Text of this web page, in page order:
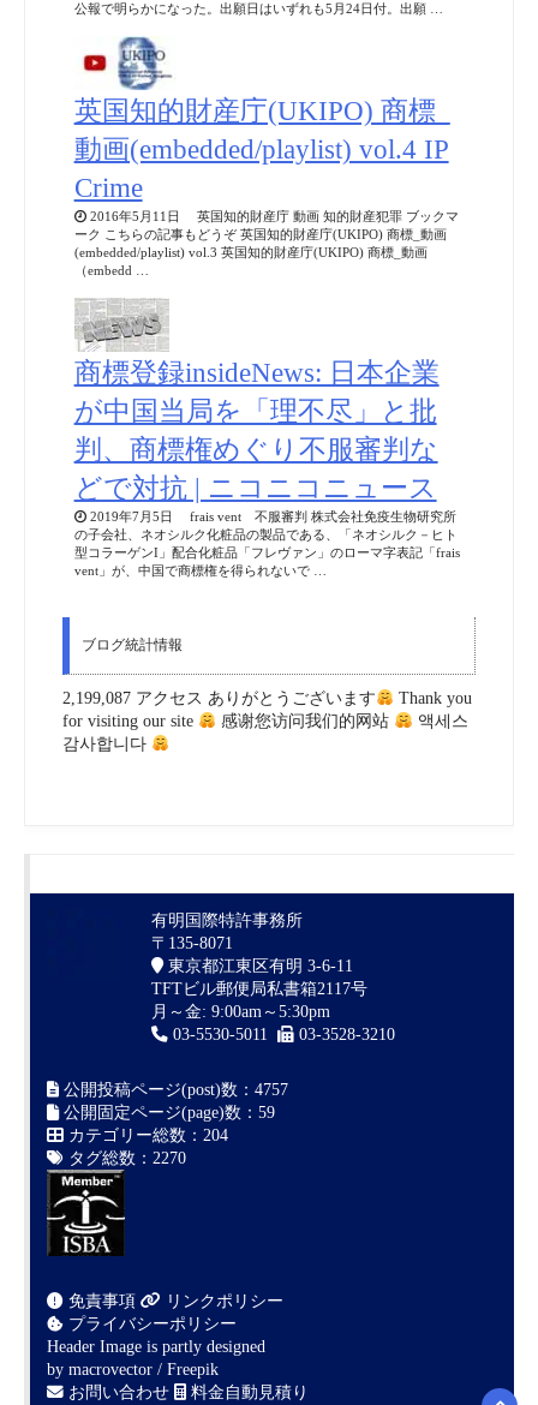
公報で明らかになった。出願日はいずれも5月24日付。出願 …
英国知的財産庁(UKIPO) 商標_
動画(embedded/playlist) vol.4 IP
Crime
2016年5月11日 英国知的財産庁 動画 知的財産犯罪 ブックマ
ーク こちらの記事もどうぞ 英国知的財産庁(UKIPO) 商標_動画
(embedded/playlist) vol.3 英国知的財産庁(UKIPO) 商標_動画
（embedd …
商標登録insideNews: 日本企業
が中国当局を「理不尽」と批
判、商標権めぐり不服審判な
どで対抗 | ニコニコニュース
2019年7月5日 frais vent 不服審判 株式会社免疫生物研究所
の子会社、ネオシルク化粧品の製品である、「ネオシルク－ヒト
型コラーゲンI」配合化粧品「フレヴァン」のローマ字表記「frais
vent」が、中国で商標権を得られないで …
ブログ統計情報
2,199,087 アクセス ありがとうございます
Thank you
for visiting our site
感谢您访问我们的网站
액세스
감사합니다
有明国際特許事務所
〒135-8071
東京都江東区有明 3-6-11
TFTビル郵便局私書箱2117号
月～金: 9:00am～5:30pm
03-5530-5011
03-3528-3210
公開投稿ページ(post)数：4757
公開固定ページ(page)数：59
カテゴリー総数：204
タグ総数：2270
免責事項
リンクポリシー
プライバシーポリシー
Header Image is partly designed
by macrovector / Freepik
お問い合わせ
料金自動見積り